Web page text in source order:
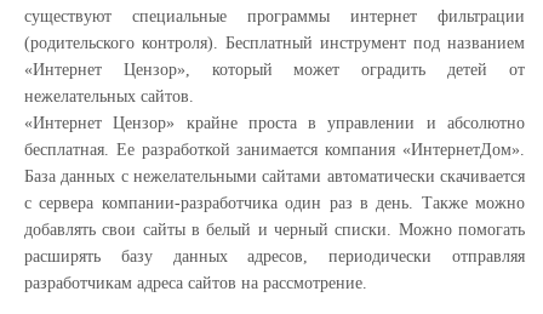
существуют специальные программы интернет фильтрации
(родительского контроля). Бесплатный инструмент под названием
«Интернет Цензор», который может оградить детей от
нежелательных сайтов.
«Интернет Цензор» крайне проста в управлении и абсолютно
бесплатная. Ее разработкой занимается компания «ИнтернетДом».
База данных с нежелательными сайтами автоматически скачивается
с сервера компании-разработчика один раз в день. Также можно
добавлять свои сайты в белый и черный списки. Можно помогать
расширять базу данных адресов, периодически отправляя
разработчикам адреса сайтов на рассмотрение.